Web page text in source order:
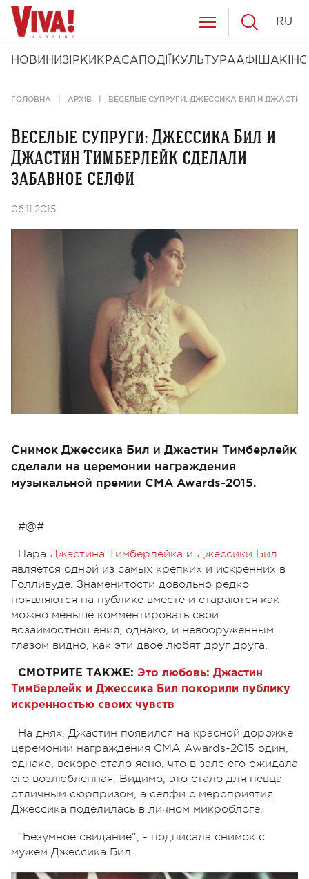
НОВИНИ ЗІРКИ КРАСА ПОДІЇ КУЛЬТУРААФІША КІНО
RU
ГОЛОВНА АРХІВ ВЕСЕЛЫЕ СУПРУГИ: ДЖЕССИКА БИЛ И
Веселые супруги: Джессика Бил и
Джастин Тимберлейк сделали
забавное селфи
06.11.2015
Снимок Джессика Бил и Джастин Тимберлейк
сделали на церемонии награждения
музыкальной премии CMA Awards-2015.
#@#
Пара Джастина Тимберлейка и Джессики Бил
является одной из самых крепких и искренних в
Голливуде. Знаменитости довольно редко
появляются на публике вместе и стараются как
можно меньше комментировать свои
возаимоотношения, однако, и невооруженным
глазом видно, как эти двое любят друг друга.
СМОТРИТЕ ТАКЖЕ: Это любовь: Джастин
Тимберлейк и Джессика Бил покорили публику
искренностью своих чувств
На днях, Джастин появился на красной дорожке
церемонии награждения CMA Awards-2015 один,
однако, вскоре стало ясно, что в зале его ожидала
его возлюбленная. Видимо, это стало для певца
отличным сюрпризом, а селфи с мероприятия
Джессика поделилась в личном микроблоге.
"Безумное свидание", - подписала снимок с
мужем Джессика Бил.